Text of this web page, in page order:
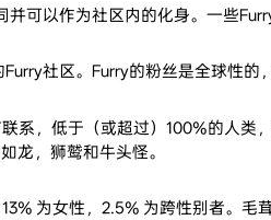
可以作为社区内的化身。一些
社区。Furry的粉丝是全球性的
系，低于（或超过）100%的人类
龙，狮鹫和牛头怪。
为女性，2.5% 为跨性别者。